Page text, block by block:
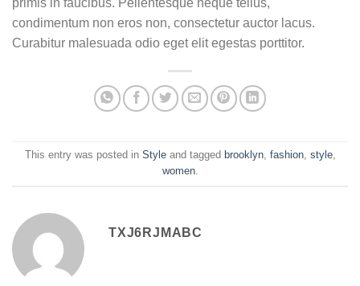
condimentum non eros non, consectetur auctor lacus.
Curabitur malesuada odio eget elit egestas porttitor.
This entry was posted in Styleand tagged brooklyn, fashion, style,
women.
TXJ6RJMABC